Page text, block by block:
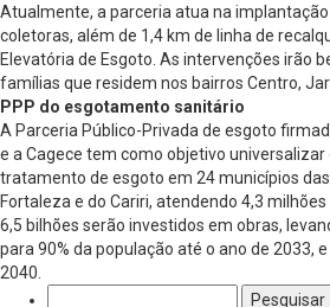
Atualmente, a parceria atua na
coletoras, além de 1,4 km de linha de
Elevatória de Esgoto. As intervenções irão
famílias que residem nos bairros Centro,
PPP do esgotamento sanitário
A Parceria Público-Privada de esgoto
e a Cagece tem como objetivo universalizar
tratamento de esgoto em 24 municípios
Fortaleza e do Cariri, atendendo 4,3
6,5 bilhões serão investidos em obras,
para 90% da população até o ano de 2033,
2040.